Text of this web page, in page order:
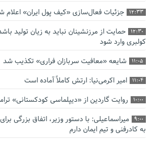
12:33 جزئیات فعال‌سازی «کیف پول ایران» اعلام
12:30
حمایت از مرزنشینان نباید به زیان تولید
کولبری وارد شود
11:05 شایعه «معافیت سربازان فراری» تکذیب شد
11:04 امیر اکرمی‌نیا: ارتش کاملاً آماده است
10:00 روایت گاردین از «دیپلماسی کودکستانی»
9:00
میراسماعیلی: با دستور وزیر، اتفاق بزرگی
به کادرفنی و تیم ایمان دارم